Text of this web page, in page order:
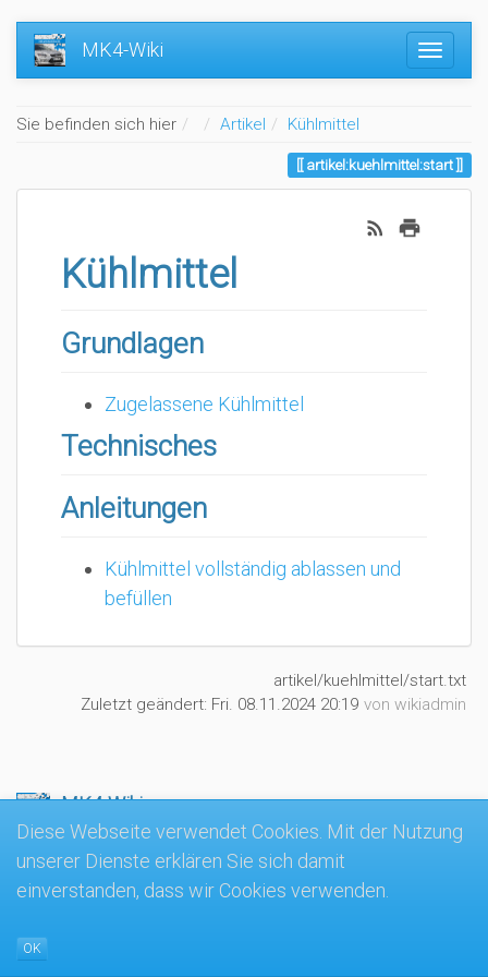
MK4-Wiki
Sie befinden sich hier Home
Artikel Kühlmittel
artikel:kuehlmittel:start
Kühlmittel
Grundlagen
Zugelassene Kühlmittel
Technisches
Anleitungen
Kühlmittel vollständig ablassen und
befüllen
artikel/kuehlmittel/start.txt
Zuletzt geändert: Fri. 08.11.2024 20:19 von wikiadmin
MK4-Wiki
Diese Webseite verwendet Cookies. Mit der Nutzung
unserer Dienste erklären Sie sich damit
einverstanden, dass wir Cookies verwenden.
OK